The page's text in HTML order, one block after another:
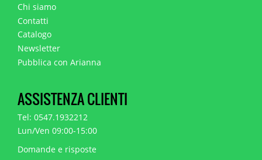
Chi siamo
Contatti
Catalogo
Newsletter
Pubblica con Arianna
ASSISTENZA CLIENTI
Tel: 0547.1932212
Lun/Ven 09:00-15:00
Domande e risposte